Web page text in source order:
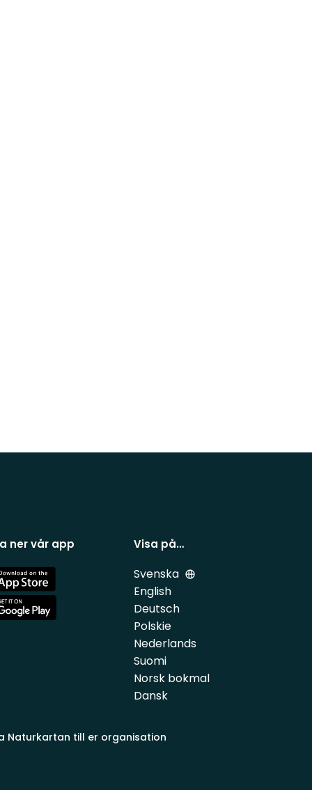
ner vår app Visa på…
Svenska
English
Deutsch
Polskie
Nederlands
Suomi
Norsk bokmal
Dansk
Naturkartan till er organisation